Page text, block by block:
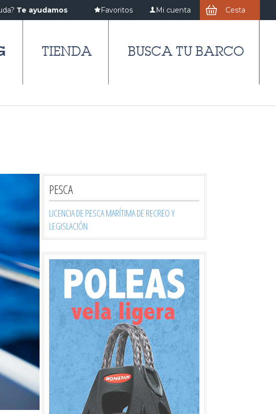
Te ayudamos Favoritos Mi cuenta Cesta
TIENDA BUSCA TU BARCO
PESCA
LICENCIA DE PESCA MARÍTIMA DE RECREO Y
LEGISLACIÓN